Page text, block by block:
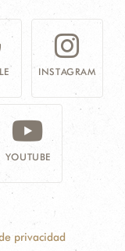
INSTAGRAM
YOUTUBE
privacidad